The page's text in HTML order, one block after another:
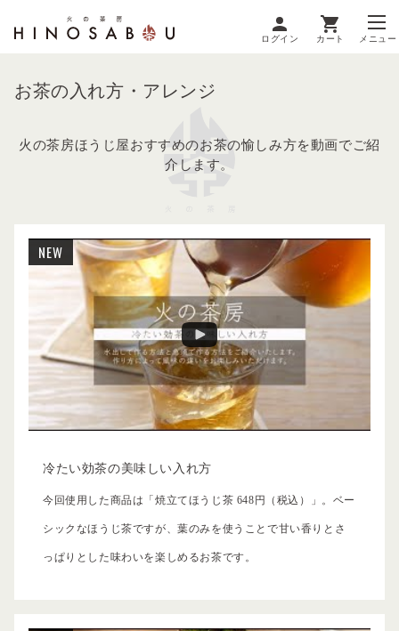
ログイン カート メニュー
お茶の入れ方・アレンジ
火の茶房ほうじ屋おすすめのお茶の愉しみ方を動画でご紹
介します。
NEW
冷たい効茶の美味しい入れ方
今回使用した商品は「焼立てほうじ茶 648円（税込）」。ベー
シックなほうじ茶ですが、葉のみを使うことで甘い香りとさ
っぱりとした味わいを楽しめるお茶です。